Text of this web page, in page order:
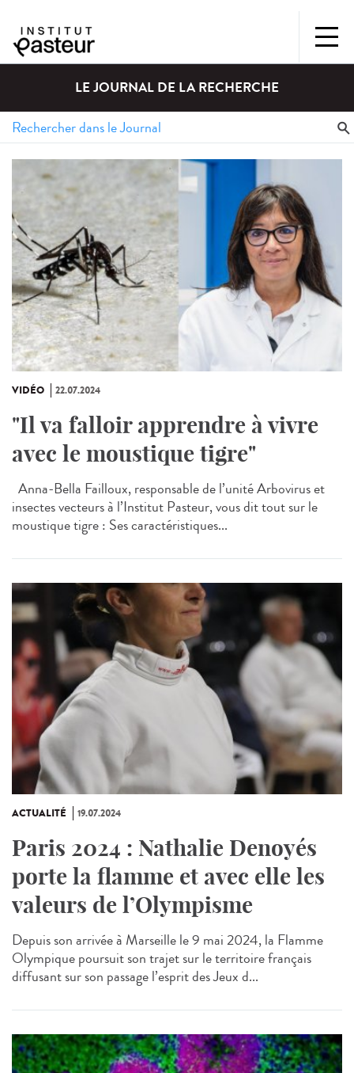
LE JOURNAL DE LA RECHERCHE
VIDÉO 22.07.2024
"Il va falloir apprendre à vivre
avec le moustique tigre"
Anna-Bella Failloux, responsable de l’unité Arbovirus et
insectes vecteurs à l’Institut Pasteur, vous dit tout sur le
moustique tigre : Ses caractéristiques...
ACTUALITÉ 19.07.2024
Paris 2024 : Nathalie Denoyés
porte la flamme et avec elle les
valeurs de l’Olympisme
Depuis son arrivée à Marseille le 9 mai 2024, la Flamme
Olympique poursuit son trajet sur le territoire français
diffusant sur son passage l’esprit des Jeux d...